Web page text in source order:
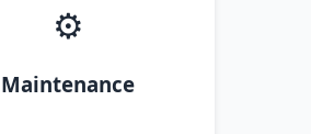
⚙️
Maintenance